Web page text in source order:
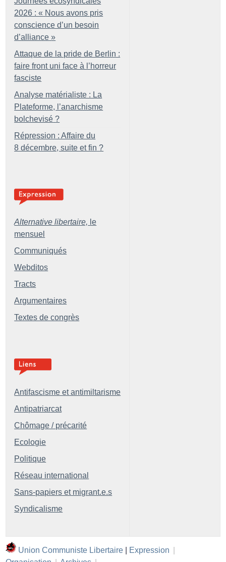
2026 : « Nous avons pris
conscience d’un besoin
d’alliance »
Attaque de la pride de Berlin :
faire front uni face à l’horreur
fasciste
Analyse matérialiste : La
Plateforme, l’anarchisme
bolchevisé ?
Répression : Affaire du
8 décembre, suite et fin ?
Alternative libertaire, le
mensuel
Communiqués
Webditos
Tracts
Argumentaires
Textes de congrès
Antifascisme et antimiltarisme
Antipatriarcat
Chômage / précarité
Ecologie
Politique
Réseau international
Sans-papiers et migrant.e.s
Syndicalisme
Union Communiste Libertaire Expression